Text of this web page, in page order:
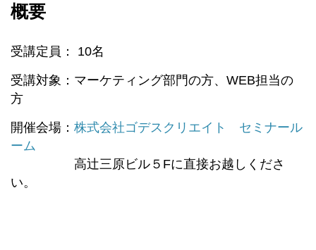
概要
受講定員： 10名
受講対象：マーケティング部門の方、WEB担当の
方
開催会場： 株式会社ゴデスクリエイト セミナール
ーム
高辻三原ビル５Fに直接お越しくださ
い。